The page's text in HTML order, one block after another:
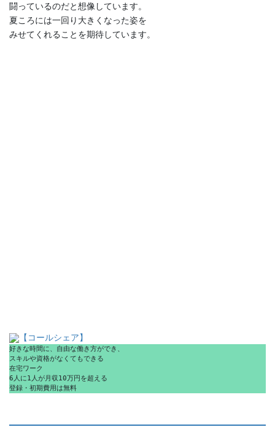
闘っているのだと想像しています。
夏ころには一回り大きくなった姿を
みせてくれることを期待しています。
【コールシェア】
好きな時間に、自由な働き方ができ、
スキルや資格がなくてもできる
在宅ワーク
6人に1人が月収10万円を超える
登録・初期費用は無料